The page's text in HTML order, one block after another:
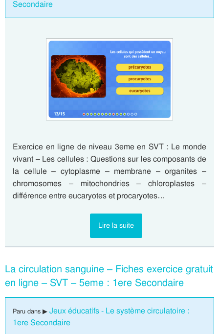
Secondaire
Exercice en ligne de niveau 3eme en SVT : Le monde
vivant – Les cellules : Questions sur les composants de
la cellule – cytoplasme – membrane – organites –
chromosomes – mitochondries – chloroplastes –
différence entre eucaryotes et procaryotes…
Lire la suite
La circulation sanguine – Fiches exercice gratuit
en ligne – SVT – 5eme : 1ere Secondaire
Paru dans ▶ Jeux éducatifs - Le système circulatoire :
1ere Secondaire